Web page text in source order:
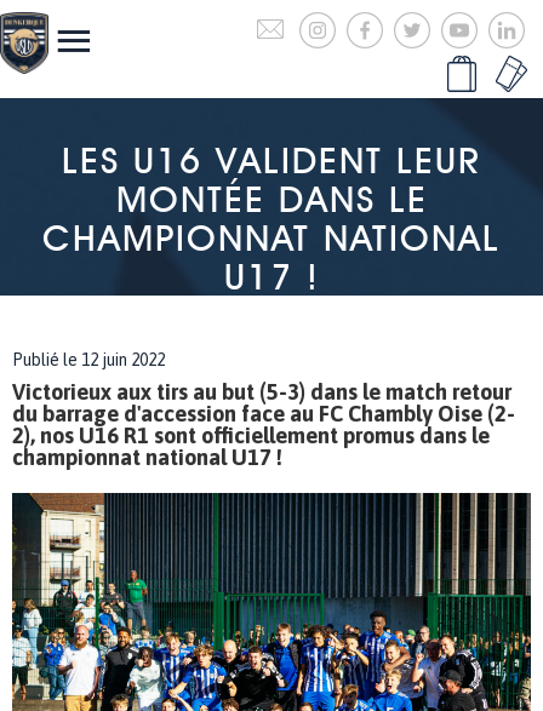
LES U16 VALIDENT LEUR
MONTÉE DANS LE
CHAMPIONNAT NATIONAL
U17 !
Publié le 12 juin 2022
Victorieux aux tirs au but (5-3) dans le match retour
du barrage d'accession face au FC Chambly Oise (2-
2), nos U16 R1 sont officiellement promus dans le
championnat national U17 !